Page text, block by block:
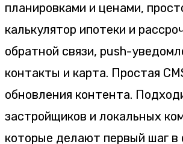
планировками и ценами,
калькулятор ипотеки и
обратной связи, push-
контакты и карта. Простая
обновления контента.
застройщиков и локальных
которые делают первый шаг в